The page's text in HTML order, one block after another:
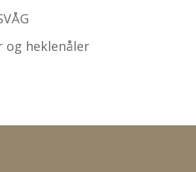
og heklenåler